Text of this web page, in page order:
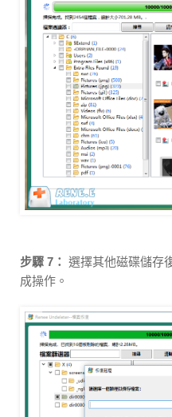
步驟 7： 選擇其他磁碟儲存
成操作。